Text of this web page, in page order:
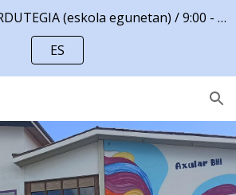
Skip to navigation
IDAZKARITZAKO ORDUTEGIA (eskola egunetan) / 9:00 - 14:00
ES